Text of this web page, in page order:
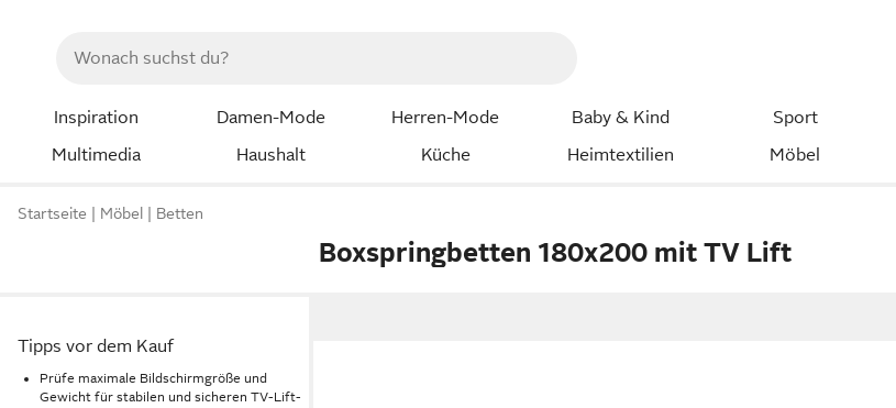
Inspiration Damen-Mode Herren-Mode Baby & Kind Sport
Multimedia
Haushalt Küche Heimtextilien Möbel
Startseite Möbel Betten
Boxspringbetten 180x200 mit TV Lift
Tipps vor dem Kauf
Prüfe maximale Bildschirmgröße und
Gewicht für stabilen und sicheren TV-Lift-